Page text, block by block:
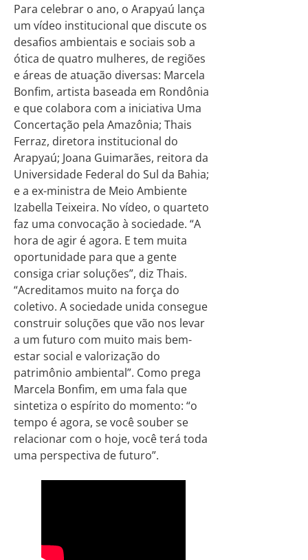
Para celebrar o ano, o Arapyaú lança
um vídeo institucional que discute os
desafios ambientais e sociais sob a
ótica de quatro mulheres, de regiões
e áreas de atuação diversas: Marcela
Bonfim, artista baseada em Rondônia
e que colabora com a iniciativa Uma
Concertação pela Amazônia; Thais
Ferraz, diretora institucional do
Arapyaú; Joana Guimarães, reitora da
Universidade Federal do Sul da Bahia;
e a ex-ministra de Meio Ambiente
Izabella Teixeira. No vídeo, o quarteto
faz uma convocação à sociedade. “A
hora de agir é agora. E tem muita
oportunidade para que a gente
consiga criar soluções”, diz Thais.
“Acreditamos muito na força do
coletivo. A sociedade unida consegue
construir soluções que vão nos levar
a um futuro com muito mais bem-
estar social e valorização do
patrimônio ambiental”. Como prega
Marcela Bonfim, em uma fala que
sintetiza o espírito do momento: “o
tempo é agora, se você souber se
relacionar com o hoje, você terá toda
uma perspectiva de futuro”.